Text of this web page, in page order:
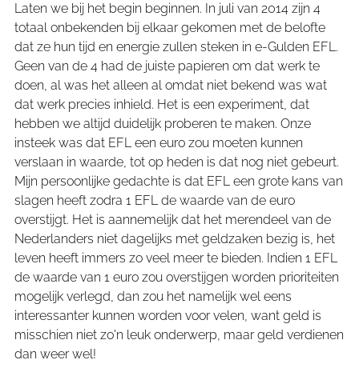
Laten we bij het begin beginnen. In juli van 2014 zijn 4
totaal onbekenden bij elkaar gekomen met de belofte
dat ze hun tijd en energie zullen steken in e-Gulden EFL.
Geen van de 4 had de juiste papieren om dat werk te
doen, al was het alleen al omdat niet bekend was wat
dat werk precies inhield. Het is een experiment, dat
hebben we altijd duidelijk proberen te maken. Onze
insteek was dat EFL een euro zou moeten kunnen
verslaan in waarde, tot op heden is dat nog niet gebeurt.
Mijn persoonlijke gedachte is dat EFL een grote kans van
slagen heeft zodra 1 EFL de waarde van de euro
overstijgt. Het is aannemelijk dat het merendeel van de
Nederlanders niet dagelijks met geldzaken bezig is, het
leven heeft immers zo veel meer te bieden. Indien 1 EFL
de waarde van 1 euro zou overstijgen worden prioriteiten
mogelijk verlegd, dan zou het namelijk wel eens
interessanter kunnen worden voor velen, want geld is
misschien niet zo'n leuk onderwerp, maar geld verdienen
dan weer wel!